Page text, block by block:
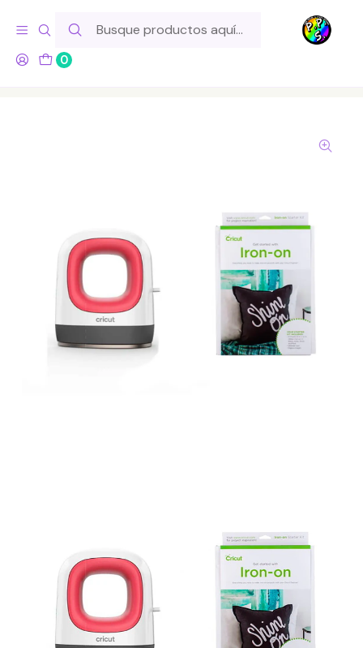
0
Hola! Si tu pedido incluye productos de fabricación propia,
ten en cuenta este tiempo para el despacho